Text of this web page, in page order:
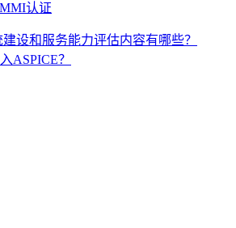
认证
设和服务能力评估内容有哪些？
ASPICE？